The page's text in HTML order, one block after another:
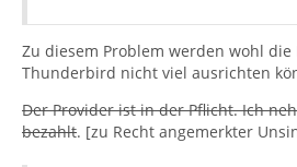
Zu diesem Problem werden wohl die
Thunderbird nicht viel ausrichten
Der Provider ist in der Pflicht. Ich
bezahlt. [zu Recht angemerkter